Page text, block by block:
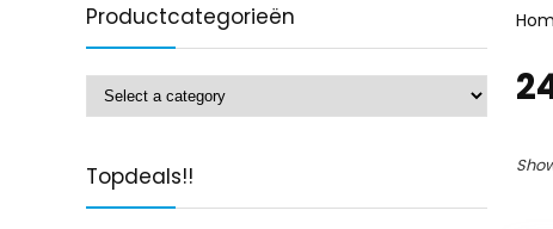
Productcategorieën
Topdeals!!